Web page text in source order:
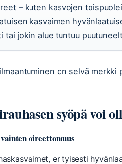
– kuten kasvojen
kasvaimen
tai jokin alue tuntuu
on selvä merkki
syöpä voi
oireettomuus
erityisesti